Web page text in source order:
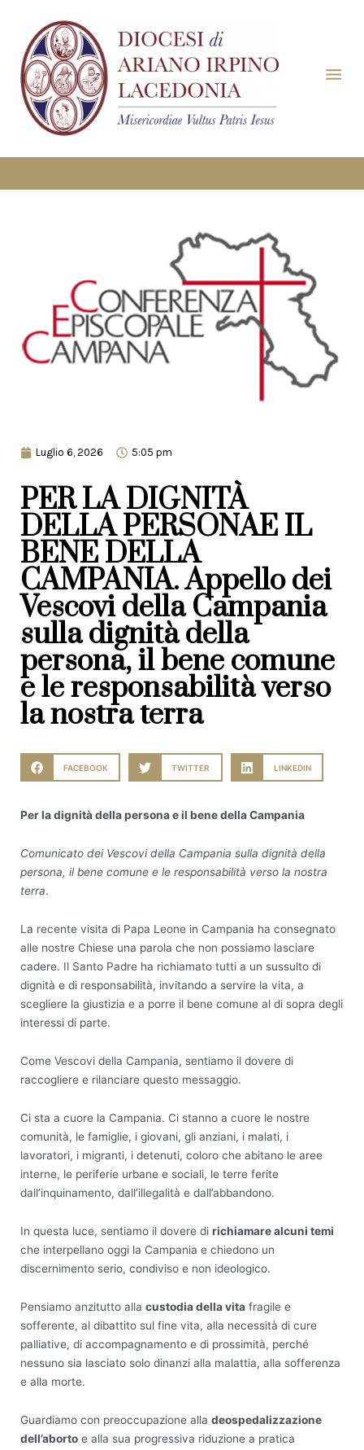
Luglio 6, 2026 5:05 pm
PER LA DIGNITÀ
DELLA PERSONAE IL
BENE DELLA
CAMPANIA. Appello dei
Vescovi della Campania
sulla dignità della
persona, il bene comune
e le responsabilità verso
la nostra terra
FACEBOOK TWITTER LINKEDIN
Per la dignità della persona e il bene della Campania
Comunicato dei Vescovi della Campania sulla dignità della
persona, il bene comune e le responsabilità verso la nostra
terra.
La recente visita di Papa Leone in Campania ha consegnato
alle nostre Chiese una parola che non possiamo lasciare
cadere. Il Santo Padre ha richiamato tutti a un sussulto di
dignità e di responsabilità, invitando a servire la vita, a
scegliere la giustizia e a porre il bene comune al di sopra degli
interessi di parte.
Come Vescovi della Campania, sentiamo il dovere di
raccogliere e rilanciare questo messaggio.
Ci sta a cuore la Campania. Ci stanno a cuore le nostre
comunità, le famiglie, i giovani, gli anziani, i malati, i
lavoratori, i migranti, i detenuti, coloro che abitano le aree
interne, le periferie urbane e sociali, le terre ferite
dall’inquinamento, dall’illegalità e dall’abbandono.
In questa luce, sentiamo il dovere di richiamare alcuni temi
che interpellano oggi la Campania e chiedono un
discernimento serio, condiviso e non ideologico.
Pensiamo anzitutto alla custodia della vita fragile e
sofferente, al dibattito sul fine vita, alla necessità di cure
palliative, di accompagnamento e di prossimità, perché
nessuno sia lasciato solo dinanzi alla malattia, alla sofferenza
e alla morte.
Guardiamo con preoccupazione alla deospedalizzazione
dell’aborto e alla sua progressiva riduzione a pratica